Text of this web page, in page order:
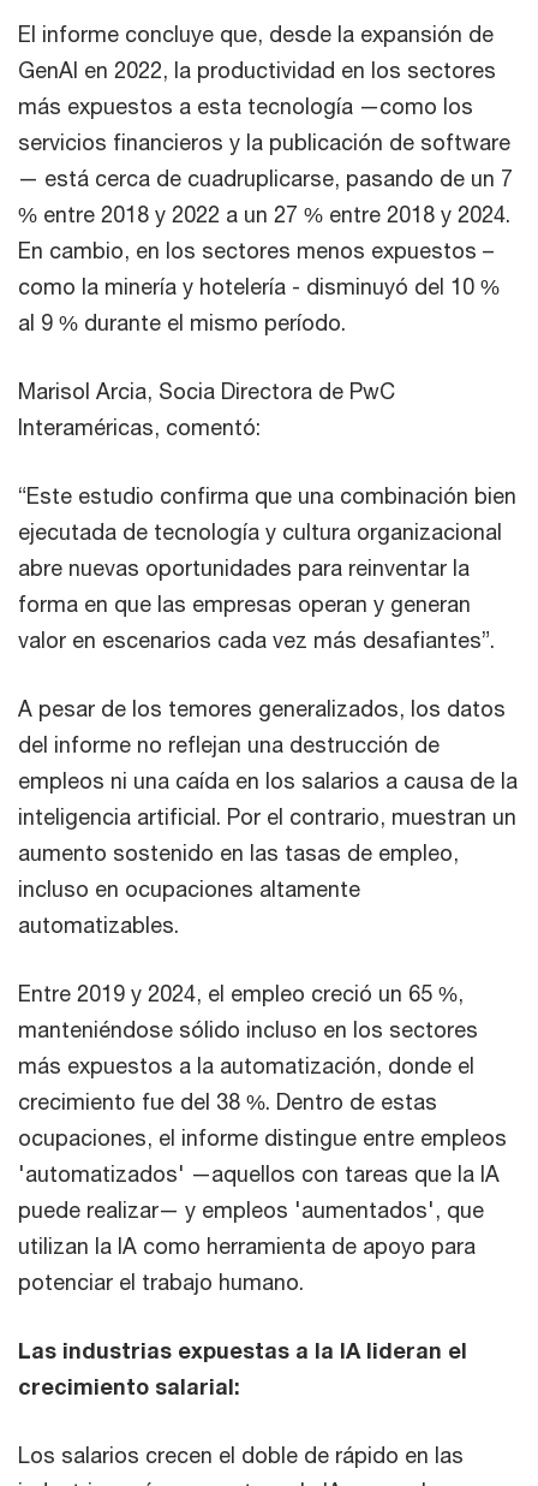
El informe concluye que, desde la expansión de
GenAI en 2022, la productividad en los sectores
más expuestos a esta tecnología —como los
servicios financieros y la publicación de software
— está cerca de cuadruplicarse, pasando de un 7
% entre 2018 y 2022 a un 27 % entre 2018 y 2024.
En cambio, en los sectores menos expuestos –
como la minería y hotelería - disminuyó del 10 %
al 9 % durante el mismo período.
Marisol Arcia, Socia Directora de PwC
Interaméricas, comentó:
“Este estudio confirma que una combinación bien
ejecutada de tecnología y cultura organizacional
abre nuevas oportunidades para reinventar la
forma en que las empresas operan y generan
valor en escenarios cada vez más desafiantes”.
A pesar de los temores generalizados, los datos
del informe no reflejan una destrucción de
empleos ni una caída en los salarios a causa de la
inteligencia artificial. Por el contrario, muestran un
aumento sostenido en las tasas de empleo,
incluso en ocupaciones altamente
automatizables.
Entre 2019 y 2024, el empleo creció un 65 %,
manteniéndose sólido incluso en los sectores
más expuestos a la automatización, donde el
crecimiento fue del 38 %. Dentro de estas
ocupaciones, el informe distingue entre empleos
'automatizados' —aquellos con tareas que la IA
puede realizar— y empleos 'aumentados', que
utilizan la IA como herramienta de apoyo para
potenciar el trabajo humano.
Las industrias expuestas a la IA lideran el
crecimiento salarial:
Los salarios crecen el doble de rápido en las